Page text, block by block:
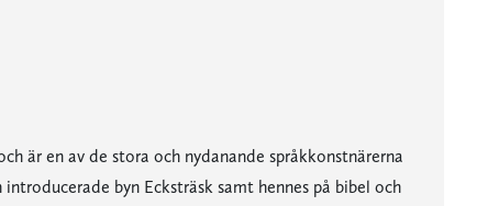
är en av de stora och nydanande språkkonstnärerna
byn Ecksträsk samt hennes på bibel och